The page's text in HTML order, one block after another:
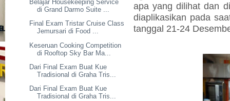
Belajar Housekeeping Service
di Grand Darmo Suite ...
Final Exam Tristar Cruise Class
Jemursari di Food ...
Keseruan Cooking Competition
di Rooftop Sky Bar Ma...
Dari Final Exam Buat Kue
Tradisional di Graha Tris...
Dari Final Exam Buat Kue
Tradisional di Graha Tris...
apa yang dilihat dan
diaplikasikan pada
tanggal 21-24